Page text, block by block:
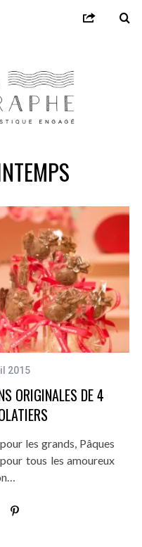
2015
ORIGINALES DE 4
les grands, Pâques
tous les amoureux